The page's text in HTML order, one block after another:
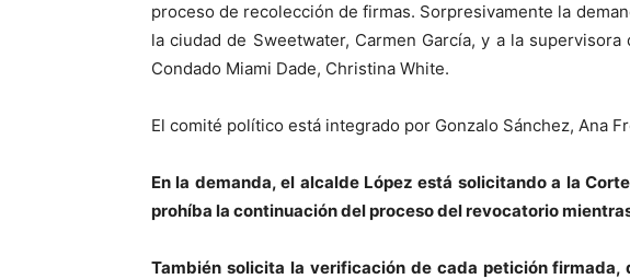
proceso de recolección de firmas. Sorpresivamente la
la ciudad de Sweetwater, Carmen García, y a la
Condado Miami Dade, Christina White.
El comité político está integrado por Gonzalo Sánchez, Ana
En la demanda, el alcalde López está solicitando a la
prohíba la continuación del proceso del revocatorio
También solicita la verificación de cada petición